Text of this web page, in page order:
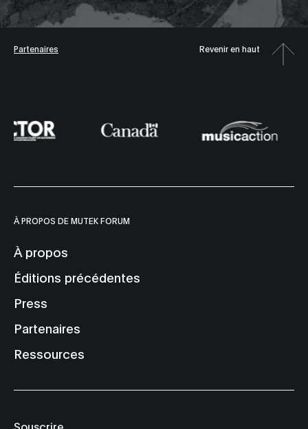
Partenaires Revenir en haut
À PROPOS DE MUTEK FORUM
À propos
Éditions précédentes
Press
Partenaires
Ressources
Souscrire